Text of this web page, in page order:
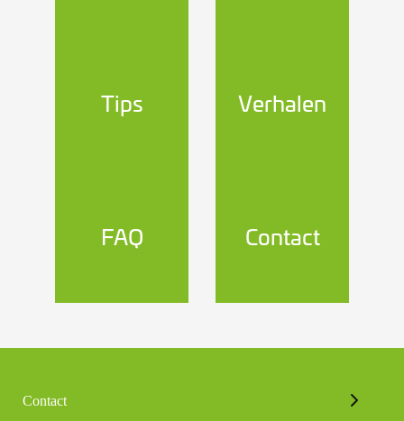
Tips Verhalen
FAQ Contact
Contact